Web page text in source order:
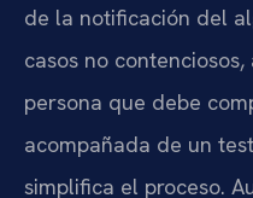
de la notificación del
casos no
persona que debe
acompañada de un
simplifica el proceso.